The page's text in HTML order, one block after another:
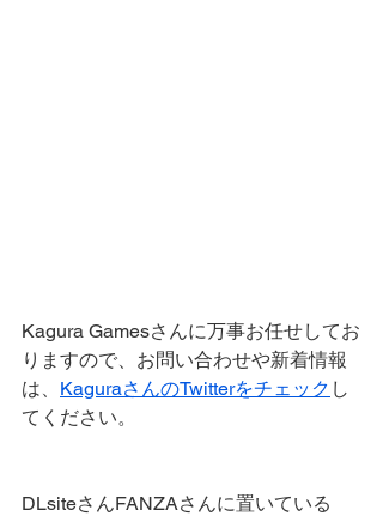
Kagura Gamesさんに万事お任せしてお
りますので、お問い合わせや新着情報
は、 KaguraさんのTwitterをチェック し
てください。
DLsiteさんFANZAさんに置いている